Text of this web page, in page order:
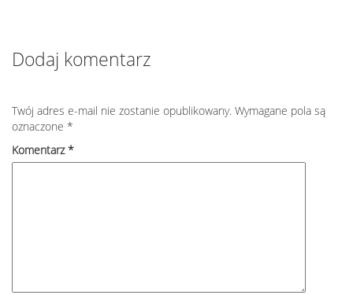
Dodaj komentarz
Twój adres e-mail nie zostanie opublikowany. Wymagane pola są
oznaczone *
Komentarz*